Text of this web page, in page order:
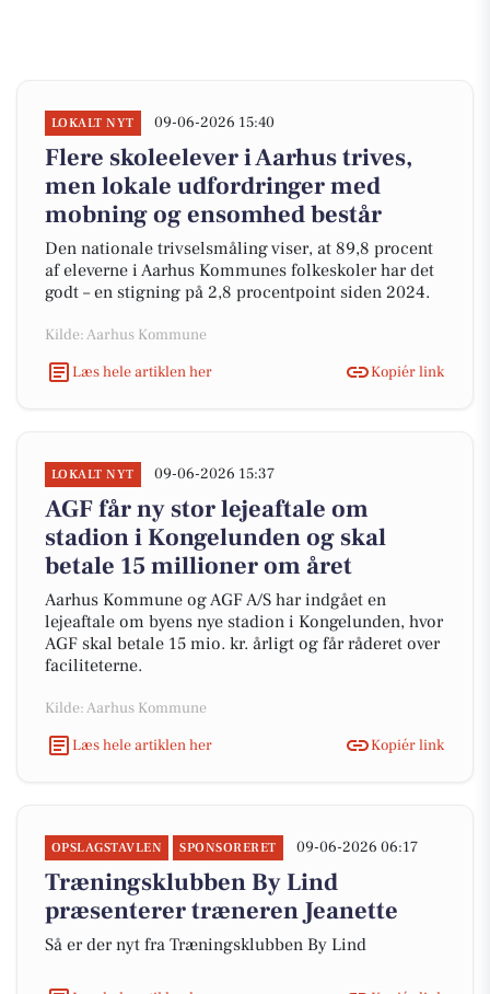
LOKALT NYT 09-06-2026 15:40
Flere skoleelever i Aarhus trives,
men lokale udfordringer med
mobning og ensomhed består
Den nationale trivselsmåling viser, at 89,8 procent
af eleverne i Aarhus Kommunes folkeskoler har det
godt – en stigning på 2,8 procentpoint siden 2024.
Kilde: Aarhus Kommune
Læs hele artiklen her
Kopiér link
LOKALT NYT 09-06-2026 15:37
AGF får ny stor lejeaftale om
stadion i Kongelunden og skal
betale 15 millioner om året
Aarhus Kommune og AGF A/S har indgået en
lejeaftale om byens nye stadion i Kongelunden, hvor
AGF skal betale 15 mio. kr. årligt og får råderet over
faciliteterne.
Kilde: Aarhus Kommune
Læs hele artiklen her
Kopiér link
OPSLAGSTAVLEN SPONSORERET 09-06-2026 06:17
Træningsklubben By Lind
præsenterer træneren Jeanette
Så er der nyt fra Træningsklubben By Lind